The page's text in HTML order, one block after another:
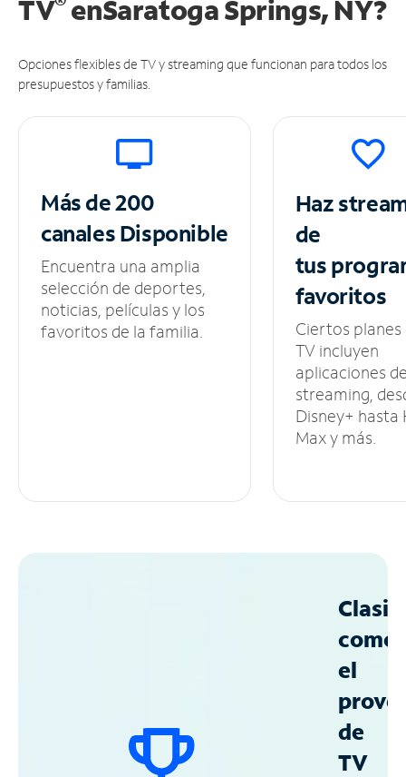
TV enSaratoga Springs, NY?
Opciones flexibles de TV y streaming que funcionan para todos los
presupuestos y familias.
Más de 200
canalesDisponible
Encuentra una amplia
selección de deportes,
noticias, películas y los
favoritos de la familia.
Haz
de
tus
favoritos
Ciertos planes
TV incluyen
aplicaciones
streaming,
Disney+ hasta
Max y más.
como
el
de
TV